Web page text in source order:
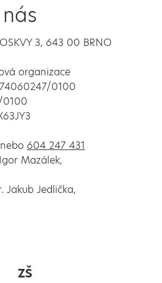
3, 643 00 BRNO
organizace
0100
0100
nebo 604 247 431
Mazálek,
ZŠ